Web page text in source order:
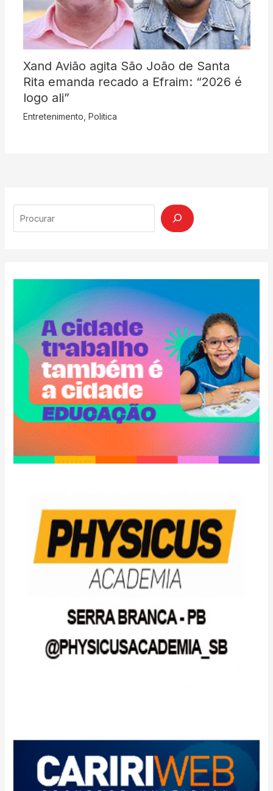
Xand Avião agita São João de Santa
Rita emanda recado a Efraim: “2026 é
logo ali”
Entretenimento Politica